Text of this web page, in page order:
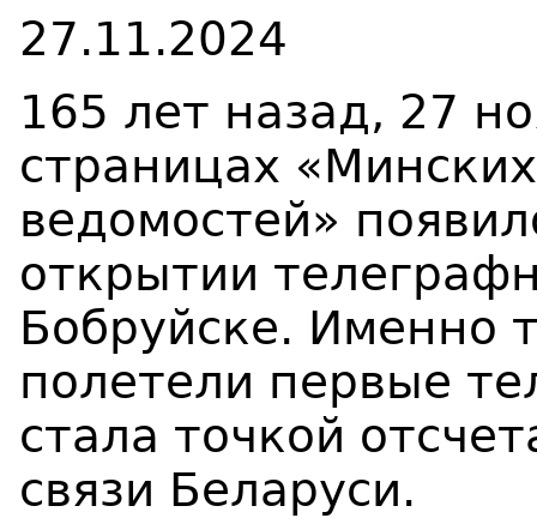
27.11.2024
165 лет назад, 27
страницах
ведомостей»
открытии
Бобруйске. Именно
полетели первые
стала точкой
связи Беларуси.